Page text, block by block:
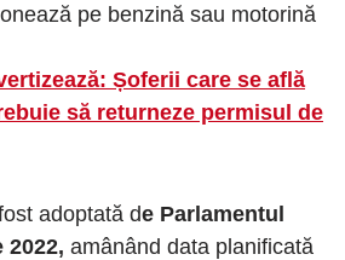
pe benzină sau motorină
Șoferii care se află
să returneze permisul de
adoptată de Parlamentul
2022, amânând data planificată